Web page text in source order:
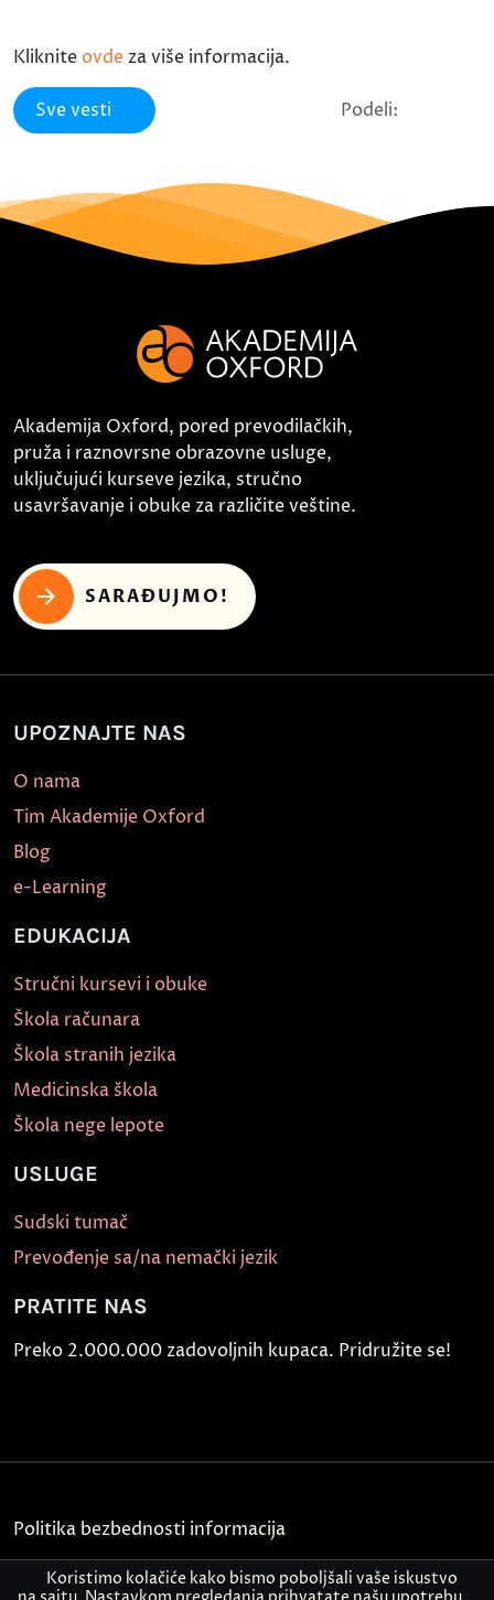
Kliknite ovde za više informacija.
Sve vesti Podeli:
Akademija Oxford, pored prevodilačkih,
pruža i raznovrsne obrazovne usluge,
uključujući kurseve jezika, stručno
usavršavanje i obuke za različite veštine.
SARAĐUJMO!
UPOZNAJTE NAS
O nama
Tim Akademije Oxford
Blog
e-Learning
EDUKACIJA
Stručni kursevi i obuke
Škola računara
Škola stranih jezika
Medicinska škola
Škola nege lepote
USLUGE
Sudski tumač
Prevođenje sa/na nemački jezik
PRATITE NAS
Preko 2.000.000 zadovoljnih kupaca. Pridružite se!
Politika bezbednosti informacija
Kontakt
Koristimo kolačiće kako bismo poboljšali vaše iskustvo